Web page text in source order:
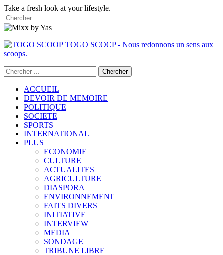
Take a fresh look at your lifestyle.
TOGO SCOOP - Nous redonnons un sens aux
scoops.
ACCUEIL
DEVOIR DE MEMOIRE
POLITIQUE
SOCIETE
SPORTS
INTERNATIONAL
PLUS
ECONOMIE
CULTURE
ACTUALITES
AGRICULTURE
DIASPORA
ENVIRONNEMENT
FAITS DIVERS
INITIATIVE
INTERVIEW
MEDIA
SONDAGE
TRIBUNE LIBRE